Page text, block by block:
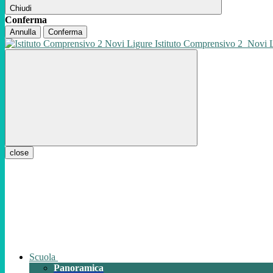
Chiudi
Conferma
Annulla Conferma
Istituto Comprensivo 2 Novi
close
Scuola
Panoramica